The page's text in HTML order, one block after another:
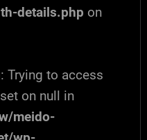
details.php on
: Trying to access
on null in
meido-